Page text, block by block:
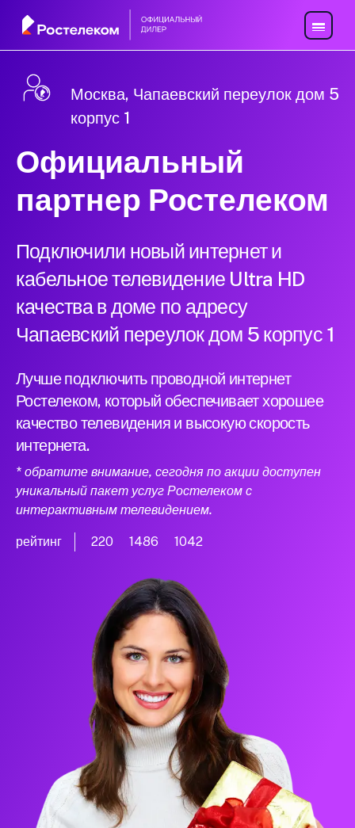
Москва, Чапаевский переулок дом 5
корпус 1
Официальный
партнер Ростелеком
Подключили новый интернет и
кабельное телевидение Ultra HD
качества в доме по адресу
Чапаевский переулок дом 5 корпус 1
Лучше подключить проводной интернет
Ростелеком, который обеспечивает хорошее
качество телевидения и высокую скорость
интернета.
* обратите внимание, сегодня по акции доступен
уникальный пакет услуг Ростелеком с
интерактивным телевидением.
рейтинг 220 1486 1042